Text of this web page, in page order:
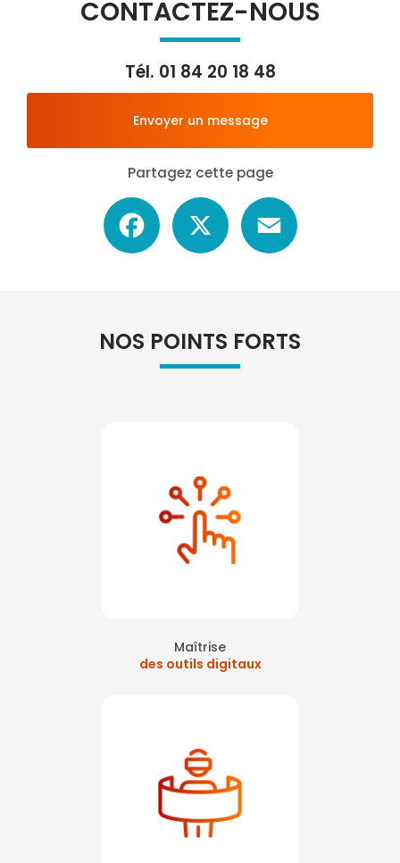
CONTACTEZ-NOUS
Tél. 01 84 20 18 48
Envoyer un message
Partagez cette page
Facebook
NOS POINTS FORTS
Maîtrise
des outils digitaux